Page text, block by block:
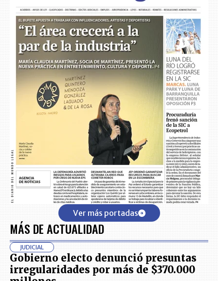
Ver más portadas
MÁS DE ACTUALIDAD
JUDICIAL
Gobierno electo denunció presuntas
irregularidades por más de $370.000